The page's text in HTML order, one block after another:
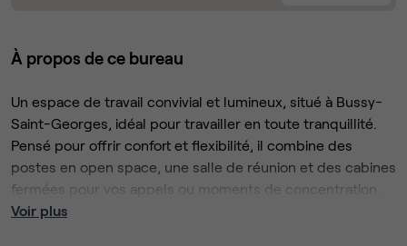
À propos de ce bureau
Un espace de travail convivial et lumineux, situé à Bussy-
Saint-Georges, idéal pour travailler en toute tranquillité.
Pensé pour offrir confort et flexibilité, il combine des
postes en open space, une salle de réunion et des cabines
fermées pour vos appels ou moments de concentration.
Voir plus